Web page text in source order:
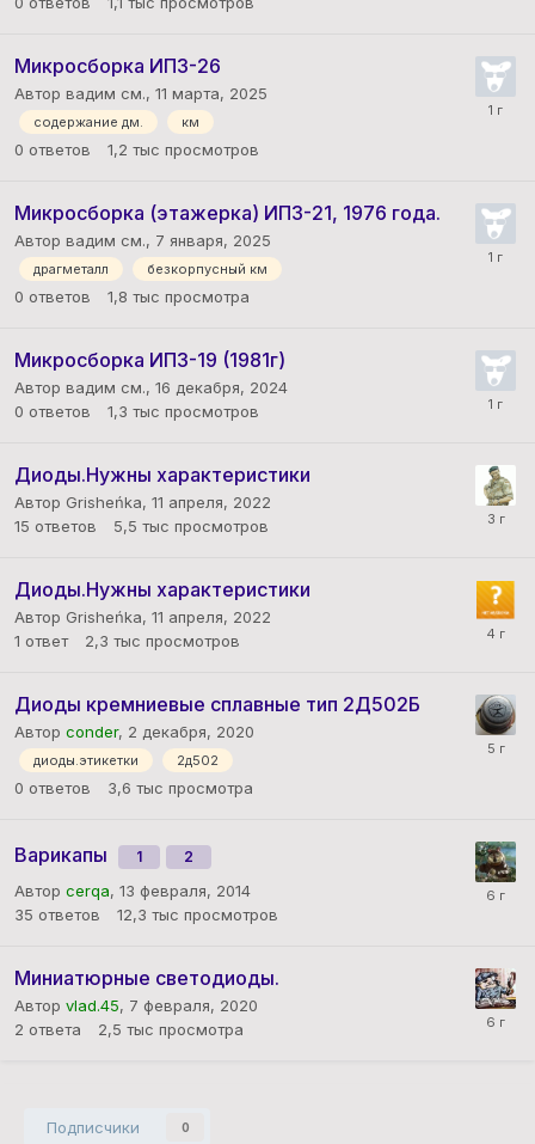
Микросборка ИП3-26
Автор вадим см., 11 марта, 2025
содержание дм. км
0 ответов 1,2 тыс просмотров
Микросборка (этажерка) ИП3-21, 1976 года.
Автор вадим см., 7 января, 2025
драгметалл безкорпусный км
0 ответов 1,8 тыс просмотра
Микросборка ИП3-19 (1981г)
Автор вадим см., 16 декабря, 2024
0 ответов 1,3 тыс просмотров
Диоды.Нужны характеристики
Автор Grisheńka, 11 апреля, 2022
15 ответов 5,5 тыс просмотров
Диоды.Нужны характеристики
Автор Grisheńka, 11 апреля, 2022
1 ответ 2,3 тыс просмотров
Диоды кремниевые сплавные тип 2Д502Б
Автор conder, 2 декабря, 2020
диоды.этикетки 2д502
0 ответов 3,6 тыс просмотра
Варикапы 1 2
Автор cerqa, 13 февраля, 2014
35 ответов 12,3 тыс просмотров
Миниатюрные светодиоды.
Автор vlad.45, 7 февраля, 2020
2 ответа 2,5 тыс просмотра
Подписчики 0